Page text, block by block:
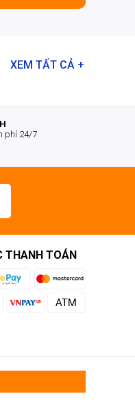
XEM TẤT CẢ +
phí 24/7
THANH TOÁN